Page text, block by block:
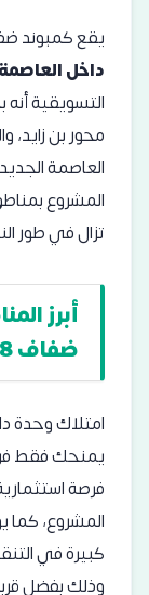
يقع كمبوند
داخل العاصمة
التسويقية
محور بن زايد،
العاصمة
المشروع
تزال في طور
أبرز
ضفاف R8 العاصمة الادارية
امتلاك وحدة
يمنحك فقط
فرصة
المشروع، كما
كبيرة في
وذلك بفضل